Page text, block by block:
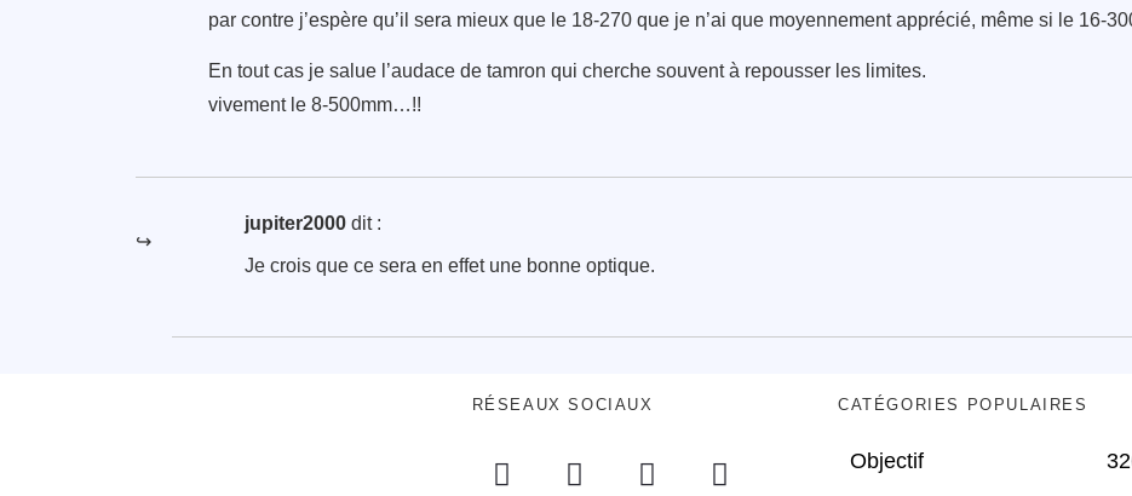
par contre j’espère qu’il sera mieux que le 18-270 que je n’ai que moyennement apprécié, même si le 16-
En tout cas je salue l’audace de tamron qui cherche souvent à repousser les limites.
vivement le 8-500mm…!!
jupiter2000 dit :
Je crois que ce sera en effet une bonne optique.
RÉSEAUX SOCIAUX CATÉGORIES POPULAIRES
Objectif